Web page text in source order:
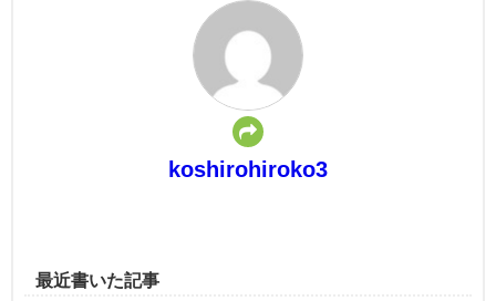
koshirohiroko3
最近書いた記事